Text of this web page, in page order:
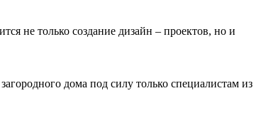
не только создание дизайн – проектов, но и
дома под силу только специалистам из